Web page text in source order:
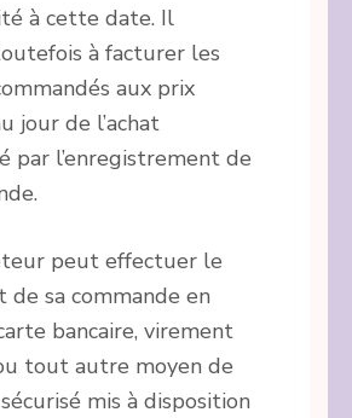
à cette date. Il
à facturer les
aux prix
jour de l’achat
par l’enregistrement de
peut effectuer le
de sa commande en
bancaire, virement
tout autre moyen de
mis à disposition